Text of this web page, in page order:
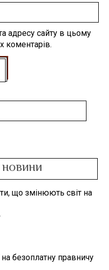
адресу сайту в цьому
коментарів.
НОВИНИ
що змінюють світ на
безоплатну правничу